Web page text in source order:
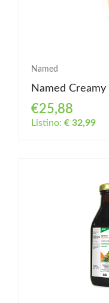
Named
Named
€25,88
Listino: € 32,99